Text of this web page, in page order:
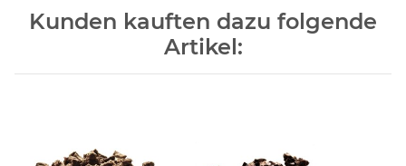
Kunden kauften dazu folgende
Artikel: